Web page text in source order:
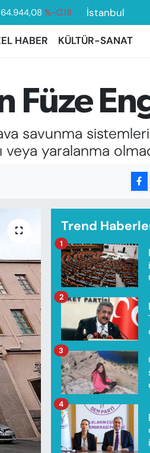
47,7436 %0.18
55,2510
%0.32
13.779 %-14
İstanbul
HABER KÜLTÜR-SANAT
Füze
savunma
yaralanma
Trend
1
2
3
4